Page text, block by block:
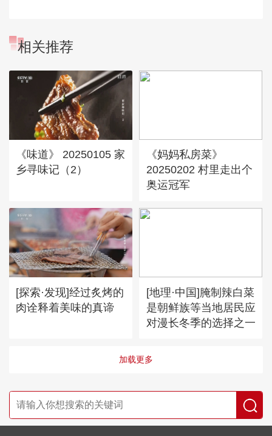
相关推荐
《味道》 20250105 家
乡寻味记（2）
《妈妈私房菜》
20250202 村里走出个
奥运冠军
[探索·发现]经过炙烤的
肉诠释着美味的真谛
[地理·中国]腌制辣白菜
是朝鲜族等当地居民应
对漫长冬季的选择之一
加载更多